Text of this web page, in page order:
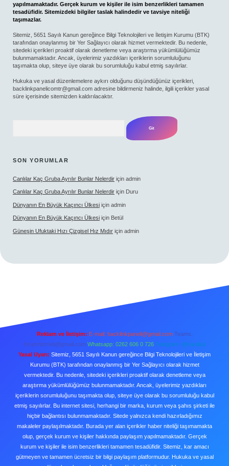
yapılmamaktadır. Gerçek kurum ve kişiler ile isim benzerlikleri tamamen
tesadüfidir. Sitemizdeki bilgiler taslak halindedir ve tavsiye niteliği
taşımazlar.
Sitemiz, 5651 Sayılı Kanun gereğince Bilgi Teknolojileri ve İletişim Kurumu (BTK)
tarafından onaylanmış bir Yer Sağlayıcı olarak hizmet vermektedir. Bu nedenle,
sitedeki içerikleri proaktif olarak denetleme veya araştırma yükümlülüğümüz
bulunmamaktadır. Ancak, üyelerimiz yazdıkları içeriklerin sorumluluğunu
taşımakta olup, siteye üye olarak bu sorumluluğu kabul etmiş sayılırlar.
Hukuka ve yasal düzenlemelere aykırı olduğunu düşündüğünüz içerikleri,
backlinkpanelicomtr@gmail.com adresine bildirmeniz halinde, ilgili içerikler yasal
süre içerisinde sitemizden kaldırılacaktır.
SON YORUMLAR
Canlılar Kaç Gruba Ayrılır Bunlar Nelerdir için admin
Canlılar Kaç Gruba Ayrılır Bunlar Nelerdir için Duru
Dünyanın En Büyük Kaçıncı Ülkesi için admin
Dünyanın En Büyük Kaçıncı Ülkesi için Betül
Güneşin Ufuktaki Hızı Çizgisel Hız Mıdır için admin
Reklam ve İletişim: E-mail: backlinkpaneli@gmail.com Teams:
forumhizmeti@gmail.com Whatsapp: 0262 606 0 726 Telegram: @karabul
Yasal Uyarı: Sitemiz, 5651 Sayılı Kanun gereğince Bilgi Teknolojileri ve İletişim
Kurumu (BTK) tarafından onaylanmış bir Yer Sağlayıcı olarak hizmet
vermektedir. Bu nedenle, sitedeki içerikleri proaktif olarak denetleme veya
araştırma yükümlülüğümüz bulunmamaktadır. Ancak, üyelerimiz yazdıkları
içeriklerin sorumluluğunu taşımakta olup, siteye üye olarak bu sorumluluğu kabul
etmiş sayılırlar. Bu internet sitesi, herhangi bir marka, kurum veya şahıs şirketi ile
hiçbir bağlantısı bulunmamaktadır. Sitede yalnızca kendi hazırladığımız
makaleler paylaşılmaktadır. Burada yer alan içerikler haber niteliği taşımamakta
olup, gerçek kurum ve kişiler hakkında paylaşım yapılmamaktadır. Gerçek
kurum ve kişiler ile isim benzerlikleri tamamen tesadüfidir. Sitemiz, kar amacı
gütmeyen ve tamamen ücretsiz bir bilgi paylaşım platformudur. Hukuka ve yasal